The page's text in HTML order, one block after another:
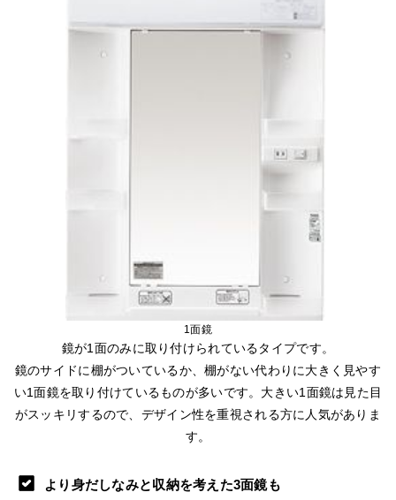
1面鏡
鏡が1面のみに取り付けられているタイプです。
鏡のサイドに棚がついているか、棚がない代わりに大きく見やす
い1面鏡を取り付けているものが多いです。大きい1面鏡は見た目
がスッキリするので、デザイン性を重視される方に人気がありま
す。
より身だしなみと収納を考えた3面鏡も